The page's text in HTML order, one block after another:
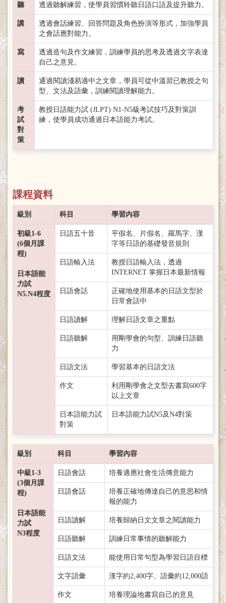
聽 透過聽解練習，使學員習慣聆聽日語口語及提升聽力。
講
透過會話練習、回答問題及角色扮演等形式，加強學員
之會話應對能力。
寫
透過造句及作文練習，訓練學員的思考及透過文字表達
自己之意見。
讀
通過閱讀淺易適中之文章，學員可從中溫習已教授之句
型、文法及語彙，訓練閱讀理解能力。
考
試
對
策
教授日語能力試 (JLPT) N1-N5級考試技巧及對策訓
練，使學員成功通過日本語能力考試。
課程資料
級別 科目 學習內容
初級1-6
(6個月課
程)
日本語能
力試
N5.N4程度
日語五十音
平假名、片假名、羅馬字、漢
字等日語的基礎發音規則
日語輸入法
教授日語輸入法，透過
INTERNET 掌握日本最新情報
日語會話
正確地使用基本的日語文型於
日常會話中
日語讀解 理解日語文章之重點
日語聽解
用剛學會的句型、訓練日語聽
力
日語文法 學習基本的日語文法
作文
利用剛學會之文型去書寫600字
以上文章
日本語能力試
對策
日本語能力試N5及N4對策
級別 科目 學習內容
中級1-3
(3個月課
程)
日本語能
力試
N3程度
日語會話 培養適應社會生活傳意能力
日語會話
培養正確地傳達自己的意思和情
報的能力
日語讀解 培養歸納日文文章之閱讀能力
日語聽解 訓練日常事情的聽解能力
日語文法 能使用日常句型為學習日語目標
文字語彙 漢字約2,400字、語彙約12,000語
作文 培養理論地書寫自己的意見